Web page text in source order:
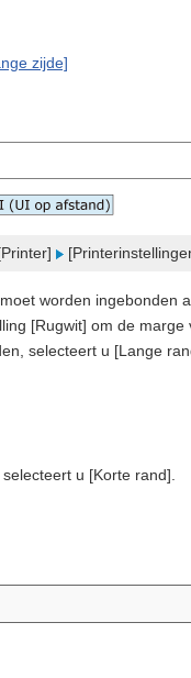
zijde]
worden ingebonden
[Rugwit] om de marge
selecteert u [Lange
u [Korte rand].